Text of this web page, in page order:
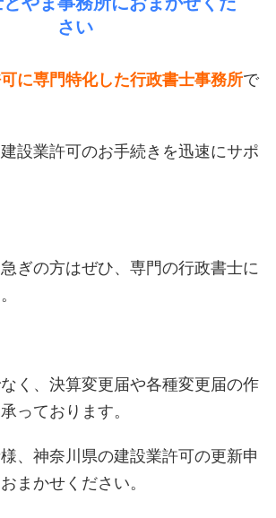
さい
に専門特化した行政書士事務所で
設業許可のお手続きを迅速にサポ
ぎの方はぜひ、専門の行政書士に
く、決算変更届や各種変更届の作
っております。
、神奈川県の建設業許可の更新申
まかせください。